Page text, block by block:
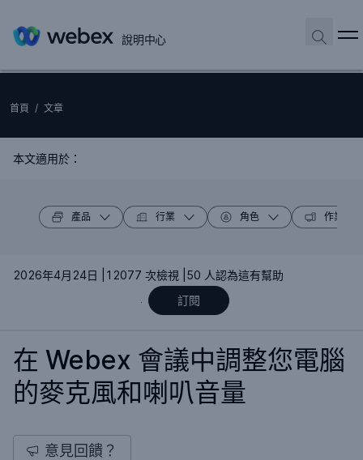
說明中心
首頁 / 文章
本文適用於：
產品 行業 角色 作業系統
2026年4月24日 | 12077 次檢視 | 50 人認為這有幫助
訂閱
在 Webex 會議中調整您電腦
的麥克風和喇叭音量
意見回饋？